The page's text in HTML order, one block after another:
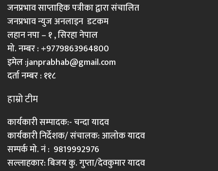
जनप्रभाव साप्ताहिक पत्रीका द्वारा संचालित
जनप्रभाव न्युज अनलाइन डटकम
लहान नपा – १ , सिरहा नेपाल
मो. नम्बर : +9779863964800
इमेल :janprabhab@gmail.com
दर्ता नम्बर : ११८
हाम्रो टीम
कार्यकारी सम्पादक:- चन्दा यादव
कार्यकारी निर्देशक/ संचालक: आलोक यादव
सम्पर्क मो. नं : 9819992976
सल्लाहकार: बिजय कु. गुप्ता/देवकुमार यादव